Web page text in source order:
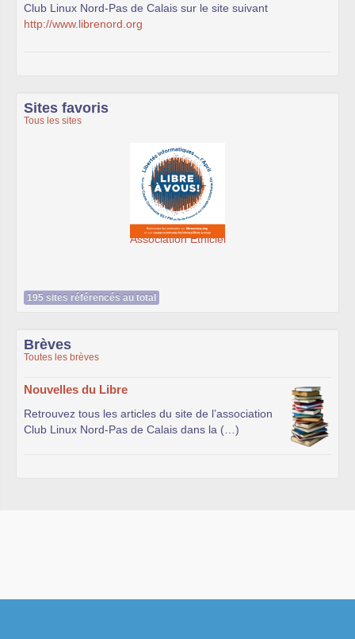
Club Linux Nord-Pas de Calais sur le site suivant
http://www.librenord.org
Sites favoris
Tous les sites
Association Éthiciel
195 sites référencés au total
Brèves
Toutes les brèves
Nouvelles du Libre
Retrouvez tous les articles du site de l’association
Club Linux Nord-Pas de Calais dans la (…)